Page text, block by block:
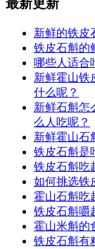
最新更新
新鲜的铁皮
铁皮石斛的
哪些人适合
新鲜霍山铁
什么呢？
新鲜石斛怎
么人吃呢？
新鲜霍山石
铁皮石斛是
铁皮石斛吃
如何挑选铁
霍山石斛吃
铁皮石斛嚼
霍山米斛的
铁皮石斛有